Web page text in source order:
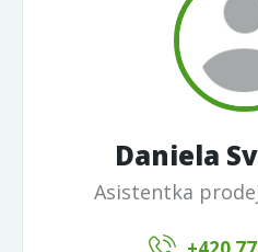
Daniela
Asistentka